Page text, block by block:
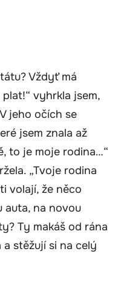
Vždyť má
vyhrkla jsem,
jeho očích se
jsem znala až
to je moje rodina…“
„Tvoje rodina
volají, že něco
auta, na novou
Ty makáš od rána
stěžují si na celý